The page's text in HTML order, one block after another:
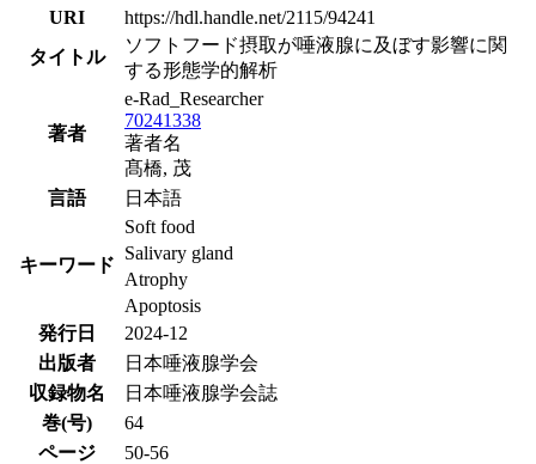
URI
https://hdl.handle.net/2115/94241
タイトル
ソフトフード摂取が唾液腺に及ぼす影響に関
する形態学的解析
著者
e-Rad_Researcher
70241338
著者名
髙橋, 茂
言語
日本語
キーワード
Soft food
Salivary gland
Atrophy
Apoptosis
発行日
2024-12
出版者
日本唾液腺学会
収録物名
日本唾液腺学会誌
巻(号)
64
ページ
50-56